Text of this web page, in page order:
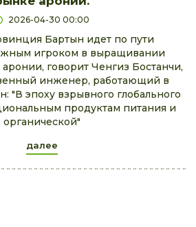
2026-04-30 00:00
Бартын идет по пути
игроком в выращивании
говорит Ченгиз Бостанчи,
инженер, работающий в
"В эпоху взрывного глобального
продуктам питания и
органической"
далее